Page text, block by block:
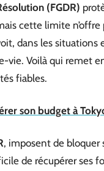
(FGDR)
cette limite n’offre
dans les situations
vie. Voilà qui remet
fiables.
son budget à
, imposent de bloquer
de récupérer ses